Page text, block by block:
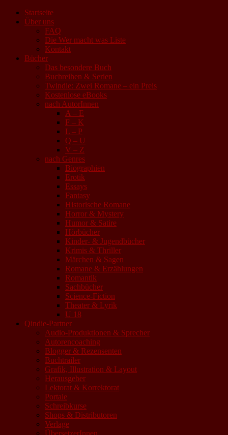
Startseite
Über uns
FAQ
Die Wer macht was Liste
Kontakt
Bücher
Das besondere Buch
Buchreihen & Serien
Twindie: Zwei Romane – ein Preis
Kostenlose eBooks
nach AutorInnen
A – E
F – K
L – P
Q – U
V – Z
nach Genres
Biographien
Erotik
Essays
Fantasy
Historische Romane
Horror & Mystery
Humor & Satire
Hörbücher
Kinder- & Jugendbücher
Krimis & Thriller
Märchen & Sagen
Romane & Erzählungen
Romantik
Sachbücher
Science-Fiction
Theater & Lyrik
U 18
Qindie-Partner
Audio-Produktionen & Sprecher
Autorencoaching
Blogger & Rezensenten
Buchtrailer
Grafik, Illustration & Layout
Herausgeber
Lektorat & Korrektorat
Portale
Schreibkurse
Shops & Distributoren
Verlage
ÜbersetzerInnen